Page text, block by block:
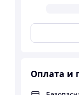
Оплата и